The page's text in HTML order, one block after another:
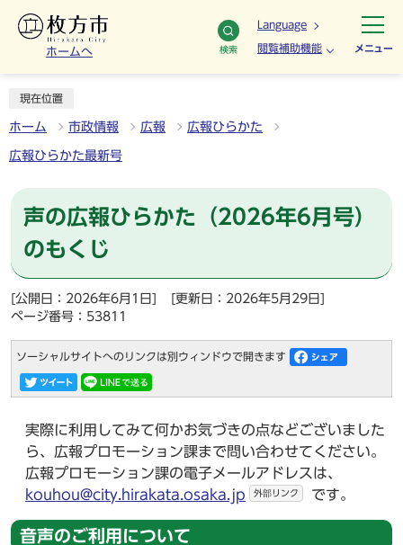
ホームへ 検索
Language
閲覧補助機能 メニュー
現在位置
ホーム 市政情報 広報 広報ひらかた
広報ひらかた最新号
声の広報ひらかた（2026年6月号）
のもくじ
[公開日：2026年6月1日]
[更新日：2026年5月29日]
ページ番号：53811
ソーシャルサイトへのリンクは別ウィンドウで開きます
実際に利用してみて何かお気づきの点などございました
ら、広報プロモーション課まで問い合わせてください。
広報プロモーション課の電子メールアドレスは、
kouhou@city.hirakata.osaka.jp
外部リンク です。
音声のご利用について